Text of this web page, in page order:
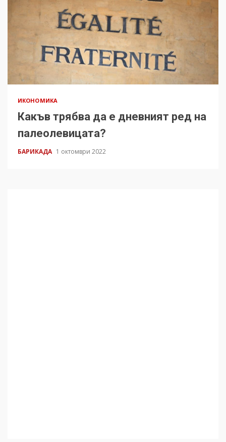
ИКОНОМИКА
Какъв трябва да е дневният ред на
палеолевицата?
БАРИКАДА 1 октомври 2022